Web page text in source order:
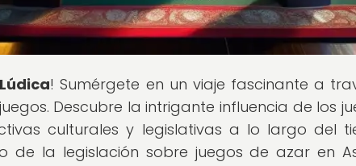
! Sumérgete en un viaje fascinante a
Descubre la intrigante influencia de los
culturales y legislativas a lo largo del
de la legislación sobre juegos de azar en